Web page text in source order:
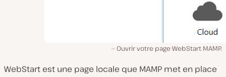
Ouvrir votre page WebStart MAMP.
WebStart est une page locale que MAMP met en place